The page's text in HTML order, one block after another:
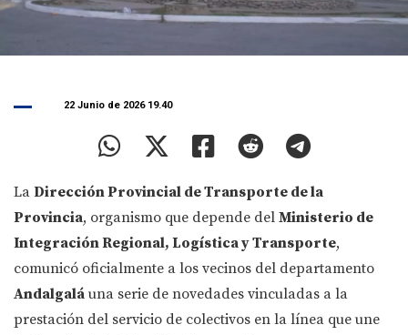
22 Junio de 2026 19.40
La Dirección Provincial de Transporte de la
Provincia, organismo que depende del Ministerio de
Integración Regional, Logística y Transporte,
comunicó oficialmente a los vecinos del departamento
Andalgalá una serie de novedades vinculadas a la
prestación del servicio de colectivos en la línea que une